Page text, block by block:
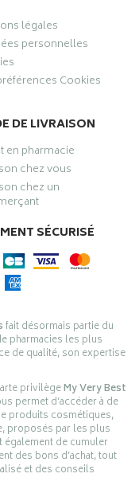
légales
personnelles
Cookies
DE LIVRAISON
en pharmacie
chez vous
chez un
SÉCURISÉ
fait désormais partie du
pharmacies les plus
de qualité, son expertise
privilègeMy Very Best
permet d’accéder à de
produits cosmétiques,
proposés par les plus
de cumuler
des bons d’achat, tout
et des conseils